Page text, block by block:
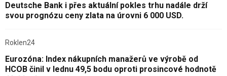
Deutsche Bank i přes aktuální pokles trhu nadále drží
svou prognózu ceny zlata na úrovni 6 000 USD.
Roklen24
Eurozóna: Index nákupních manažerů ve výrobě od
HCOB činil v lednu 49,5 bodu oproti prosincové hodnotě